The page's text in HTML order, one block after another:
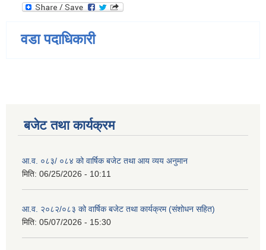
वडा पदाधिकारी
बजेट तथा कार्यक्रम
आ.व. ०८३/ ०८४ को वार्षिक बजेट तथा आय व्यय अनुमान
मिति: 06/25/2026 - 10:11
आ.व. २०८२/०८३ को वार्षिक बजेट तथा कार्यक्रम (संशोधन सहित)
मिति: 05/07/2026 - 15:30